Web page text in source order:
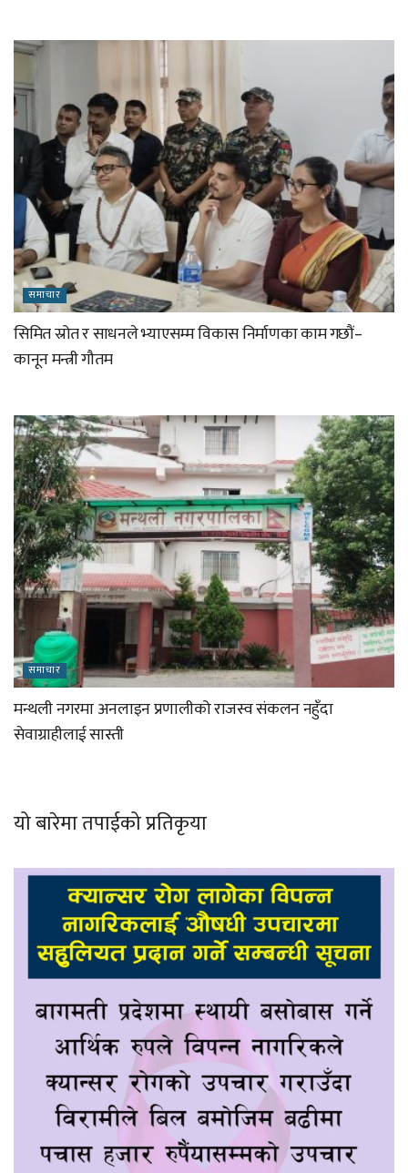
समाचार
सिमित स्रोत र साधनले भ्याएसम्म विकास निर्माणका काम गछौं–
कानून मन्त्री गौतम
समाचार
मन्थली नगरमा अनलाइन प्रणालीको राजस्व संकलन नहुँदा
सेवाग्राहीलाई सास्ती
यो बारेमा तपाईको प्रतिकृया